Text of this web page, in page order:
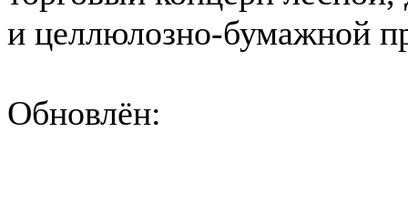
и целлюлозно-бумажной
Обновлён: